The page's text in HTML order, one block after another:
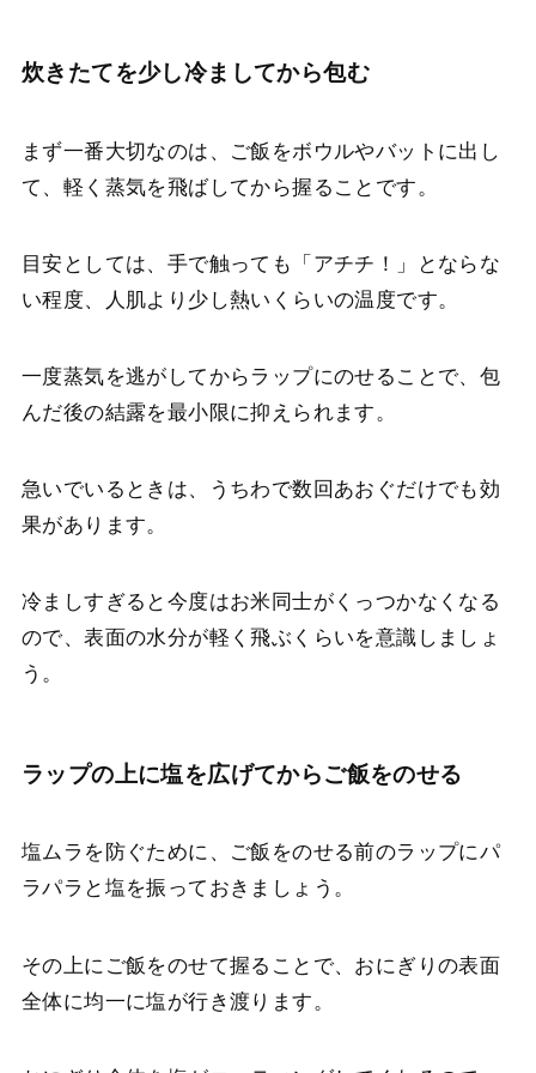
炊きたてを少し冷ましてから包む
まず一番大切なのは、ご飯をボウルやバットに出し
て、軽く蒸気を飛ばしてから握ることです。
目安としては、手で触っても「アチチ！」とならな
い程度、人肌より少し熱いくらいの温度です。
一度蒸気を逃がしてからラップにのせることで、包
んだ後の結露を最小限に抑えられます。
急いでいるときは、うちわで数回あおぐだけでも効
果があります。
冷ましすぎると今度はお米同士がくっつかなくなる
ので、表面の水分が軽く飛ぶくらいを意識しましょ
う。
ラップの上に塩を広げてからご飯をのせる
塩ムラを防ぐために、ご飯をのせる前のラップにパ
ラパラと塩を振っておきましょう。
その上にご飯をのせて握ることで、おにぎりの表面
全体に均一に塩が行き渡ります。